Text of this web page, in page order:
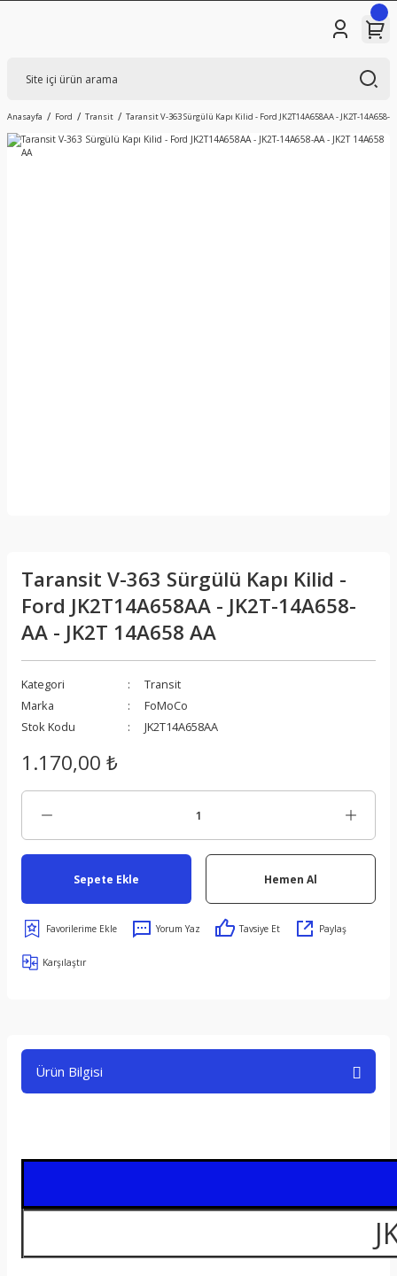
Anasayfa Ford Transit Taransit V-363 Sürgülü Kapı Kilid - Ford JK2T14A658AA - JK2T-14A658-
Taransit V-363 Sürgülü Kapı Kilid -
Ford JK2T14A658AA - JK2T-14A658-
AA - JK2T 14A658 AA
Kategori
Transit
Marka
FoMoCo
Stok Kodu
JK2T14A658AA
1.170,00 ₺
Sepete Ekle Hemen Al
Yorum Yaz Tavsiye Et Paylaş
Karşılaştır
Ürün Bilgisi